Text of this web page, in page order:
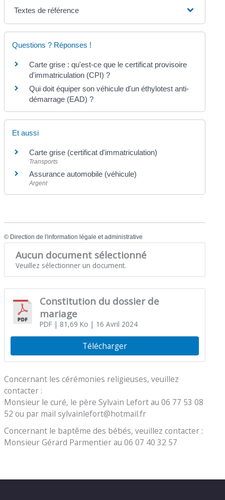
Textes de référence
Questions ? Réponses !
Carte grise : qu'est-ce que le certificat provisoire
d'immatriculation (CPI) ?
Qui doit équiper son véhicule d'un éthylotest anti-
démarrage (EAD) ?
Et aussi
Carte grise (certificat d'immatriculation)
Transports
Assurance automobile (véhicule)
Argent
© Direction de l'information légale et administrative
Aucun document sélectionné
Veuillez sélectionner un document.
Constitution du dossier de
mariage
PDF| 81,69 Ko | 16 Avril 2024
Télécharger
Concernant les cérémonies religieuses, veuillez
contacter :
Monsieur le curé, le père Sylvain Lefort au 06 77 53 08
52 ou par mail sylvainlefort@hotmail.fr
Concernant le baptême des bébés, veuillez contacter :
Monsieur Gérard Parmentier au 06 07 40 32 57